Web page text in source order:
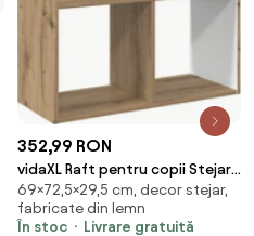
352,99 RON
vidaXL Raft pentru copii Stejar
Artizanal 72,5 x 29,5 x 69 cm
69×72,5×29,5 cm, decor stejar,
fabricate din lemn
În stoc
Livrare gratuită